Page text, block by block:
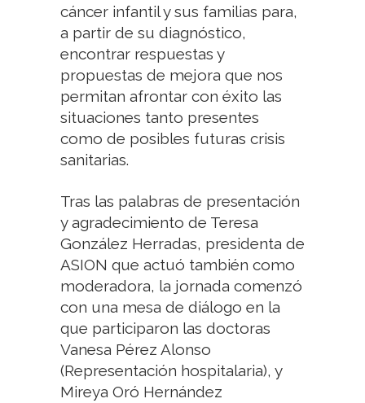
cáncer infantil y sus familias para,
a partir de su diagnóstico,
encontrar respuestas y
propuestas de mejora que nos
permitan afrontar con éxito las
situaciones tanto presentes
como de posibles futuras crisis
sanitarias.
Tras las palabras de presentación
y agradecimiento de Teresa
González Herradas, presidenta de
ASION que actuó también como
moderadora, la jornada comenzó
con una mesa de diálogo en la
que participaron las doctoras
Vanesa Pérez Alonso
(Representación hospitalaria), y
Mireya Oró Hernández